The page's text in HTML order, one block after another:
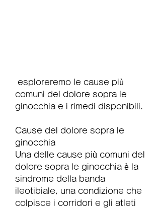
comuni del dolore sopra le
ginocchia e i rimedi disponibili.
Cause del dolore sopra le
ginocchia
Una delle cause più comuni del
dolore sopra le ginocchia è la
sindrome della banda
ileotibiale, una condizione che
colpisce i corridori e gli atleti